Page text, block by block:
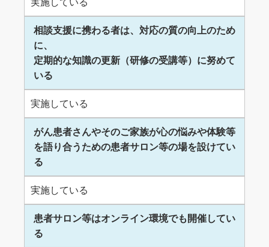
相談支援に携わる者は、対応の質の向上のため
に、
定期的な知識の更新（研修の受講等）に努めて
いる
実施している
がん患者さんやそのご家族が心の悩みや体験等
を語り合うための患者サロン等の場を設けてい
る
実施している
患者サロン等はオンライン環境でも開催してい
る